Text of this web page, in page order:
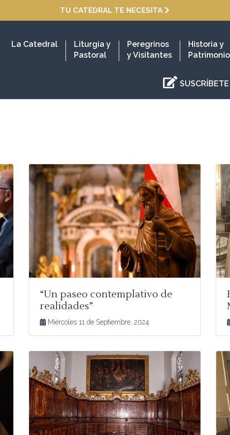
TU CATEDRAL TE NECESITA
SUSCRÍBETE
La Catedral
Liturgia y
Pastoral
Peregrinos
y Visitantes
Historia y
Patrimonio
“Un paseo contemplativo de
realidades”
Miércoles 11 de Septiembre, 2024